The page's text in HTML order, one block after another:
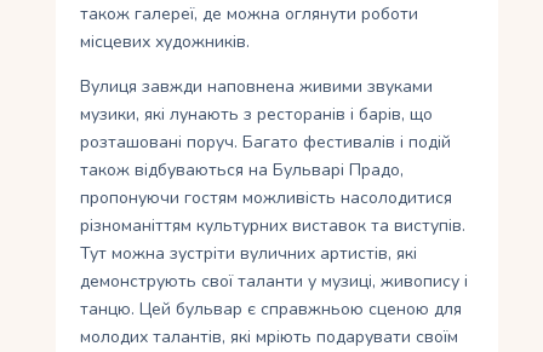
також галереї, де можна оглянути роботи
місцевих художників.
Вулиця завжди наповнена живими звуками
музики, які лунають з ресторанів і барів, що
розташовані поруч. Багато фестивалів і подій
також відбуваються на Бульварі Прадо,
пропонуючи гостям можливість насолодитися
різноманіттям культурних виставок та виступів.
Тут можна зустріти вуличних артистів, які
демонструють свої таланти у музиці, живопису і
танцю. Цей бульвар є справжньою сценою для
молодих талантів, які мріють подарувати своїм